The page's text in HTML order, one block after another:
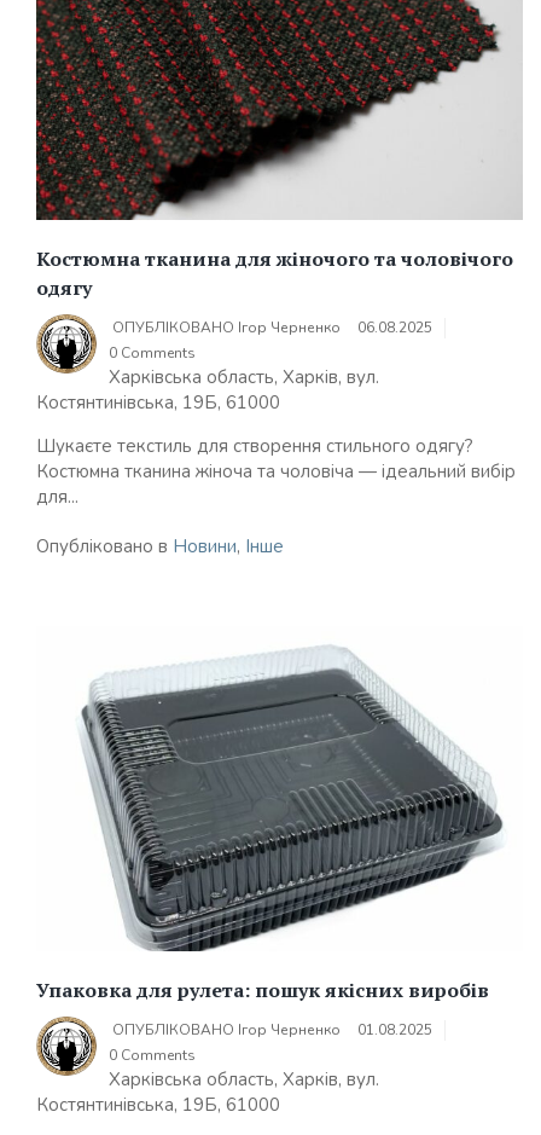
Костюмна тканина для жіночого та чоловічого
одягу
ОПУБЛІКОВАНО Ігор Черненко
06.08.2025
0 Comments
Харківська область, Харків, вул.
Костянтинівська, 19Б, 61000
Шукаєте текстиль для створення стильного одягу?
Костюмна тканина жіноча та чоловіча — ідеальний вибір
для...
Опубліковано в Новини, Інше
Упаковка для рулета: пошук якісних виробів
ОПУБЛІКОВАНО Ігор Черненко
01.08.2025
0 Comments
Харківська область, Харків, вул.
Костянтинівська, 19Б, 61000